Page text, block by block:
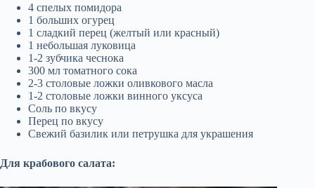
4 спелых помидора
1 больших огурец
1 сладкий перец (желтый или красный)
1 небольшая луковица
1-2 зубчика чеснока
300 мл томатного сока
2-3 столовые ложки оливкового масла
1-2 столовые ложки винного уксуса
Соль по вкусу
Перец по вкусу
Свежий базилик или петрушка для украшения
Для крабового салата: